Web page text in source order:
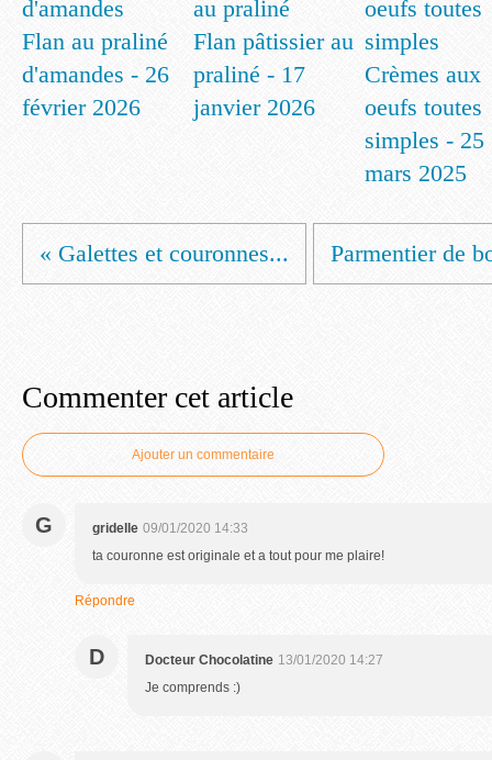
Flan au praliné
d'amandes - 26
février 2026
Flan pâtissier au
praliné - 17
janvier 2026
Crèmes aux
oeufs toutes
simples - 25
mars 2025
« Galettes et couronnes... Parmentier de
Commenter cet article
Ajouter un commentaire
G gridelle 09/01/2020 14:33
ta couronne est originale et a tout pour me plaire!
Répondre
D Docteur Chocolatine 13/01/2020 14:27
Je comprends :)